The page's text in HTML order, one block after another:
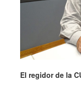
El regidor de la